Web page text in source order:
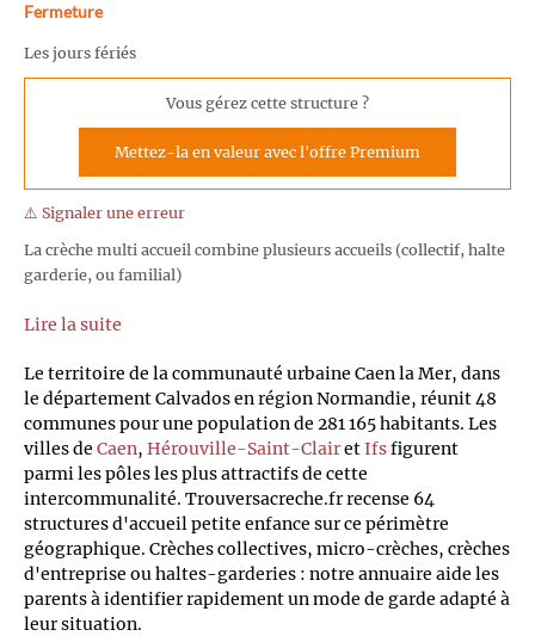
Fermeture
Les jours fériés
Vous gérez cette structure ?
Mettez-la en valeur avec l'offre Premium
⚠️ Signaler une erreur
La crèche multi accueil combine plusieurs accueils (collectif, halte
garderie, ou familial)
Lire la suite
Le territoire de la communauté urbaine Caen la Mer, dans
le département Calvados en région Normandie, réunit 48
communes pour une population de 281 165 habitants. Les
villes de Caen, Hérouville-Saint-ClairetIfsfigurent
parmi les pôles les plus attractifs de cette
intercommunalité. Trouversacreche.fr recense 64
structures d'accueil petite enfance sur ce périmètre
géographique. Crèches collectives, micro-crèches, crèches
d'entreprise ou haltes-garderies : notre annuaire aide les
parents à identifier rapidement un mode de garde adapté à
leur situation.